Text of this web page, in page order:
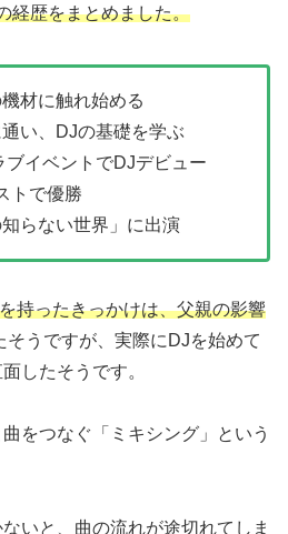
経歴をまとめました。
材に触れ始める
い、DJの基礎を学ぶ
イベントでDJデビュー
トで優勝
らない世界」に出演
持ったきっかけは、父親の影響
そうですが、実際にDJを始めて
したそうです。
をつなぐ「ミキシング」という
いと、曲の流れが途切れてしま